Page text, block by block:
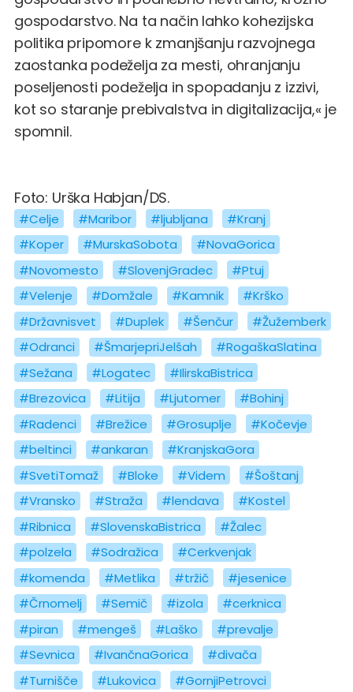
gospodarstvo. Na ta način lahko kohezijska
politika pripomore k zmanjšanju razvojnega
zaostanka podeželja za mesti, ohranjanju
poseljenosti podeželja in spopadanju z izzivi,
kot so staranje prebivalstva in digitalizacija,« je
spomnil.
Foto: Urška Habjan/DS.
#Celje #Maribor #ljubljana
#Kranj
#Koper
#MurskaSobota
#NovaGorica
#Novomesto
#SlovenjGradec
#Ptuj
#Velenje
#Domžale #Kamnik
#Krško
#Državnisvet
#Duplek #Šenčur
#Žužemberk
#Odranci
#ŠmarjepriJelšah
#RogaškaSlatina
#Sežana
#Logatec
#IlirskaBistrica
#Brezovica
#Litija #Ljutomer
#Bohinj
#Radenci
#Brežice #Grosuplje
#Kočevje
#beltinci
#ankaran
#KranjskaGora
#SvetiTomaž
#Bloke #Videm
#Šoštanj
#Vransko
#Straža #lendava
#Kostel
#Ribnica
#SlovenskaBistrica
#Žalec
#polzela
#Sodražica
#Cerkvenjak
#komenda
#Metlika #tržič
#jesenice
#Črnomelj
#Semič #izola
#cerknica
#piran
#mengeš #Laško
#prevalje
#Sevnica
#IvančnaGorica
#divača
#Turnišče
#Lukovica
#GornjiPetrovci